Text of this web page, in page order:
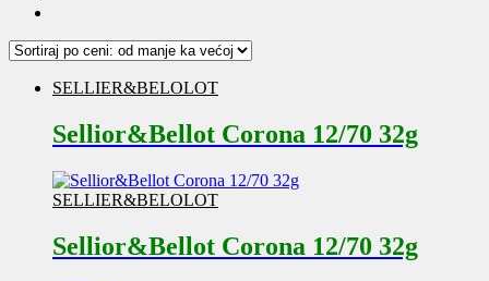
SELLIER&BELOLOT
Sellior&Bellot Corona 12/70 32g
SELLIER&BELOLOT
Sellior&Bellot Corona 12/70 32g